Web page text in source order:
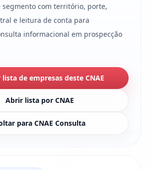
segmento com território, porte,
e leitura de conta para
informacional em prospecção
de empresas deste CNAE
Abrir lista por CNAE
para CNAE Consulta